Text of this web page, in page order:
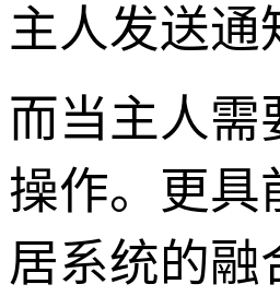
主人发送通
而当主人需
操作。更具
居系统的融